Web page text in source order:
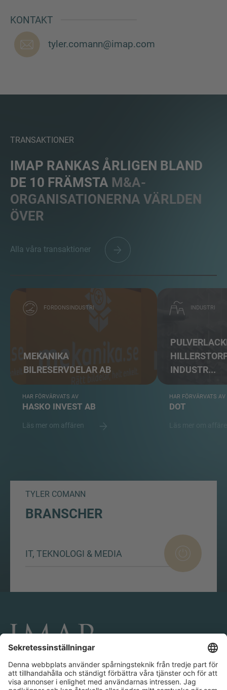
KONTAKT
tyler.comann@imap.com
TRANSAKTIONER
IMAP RANKAS ÅRLIGEN BLAND
DE 10 FRÄMSTA M&A-
ORGANISATIONERNA VÄRLDEN
ÖVER
Alla våra transaktioner
FORDONSINDUSTRI
MEKANIKA
BILRESERVDELAR AB
HAR FÖRVÄRVATS AV
HASKO INVEST AB
Läs mer om affären
INDUSTRI
INDUSTR...
HAR FÖRVÄRVATS AV
DOT
TYLER COMANN
BRANSCHER
IT, TEKNOLOGI & MEDIA
KONTAKTA OCH FÖLJ OSS